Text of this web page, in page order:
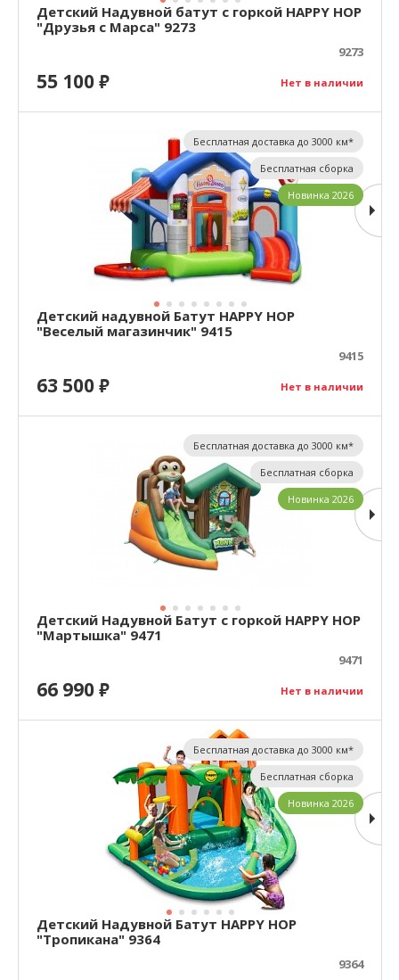
Детский Надувной батут с горкой HAPPY HOP
"Друзья с Марса" 9273
9273
Нет в наличии
55 100₽
Детский надувной Батут HAPPY HOP
"Веселый магазинчик" 9415
9415
Нет в наличии
63 500₽
Бесплатная доставка до 3000 км*
Бесплатная сборка
Новинка 2026
Детский Надувной Батут с горкой HAPPY HOP
"Мартышка" 9471
9471
Нет в наличии
66 990₽
Бесплатная доставка до 3000 км*
Бесплатная сборка
Новинка 2026
Детский Надувной Батут HAPPY HOP
"Тропикана" 9364
9364
Бесплатная доставка до 3000 км*
Бесплатная сборка
Новинка 2026